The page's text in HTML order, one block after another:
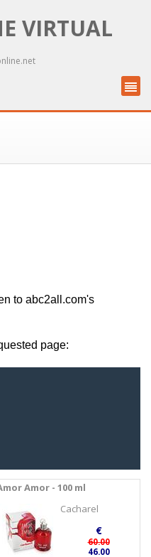
VIRTUAL
Amor - 100 ml
Cacharel
€
60.00
46.00